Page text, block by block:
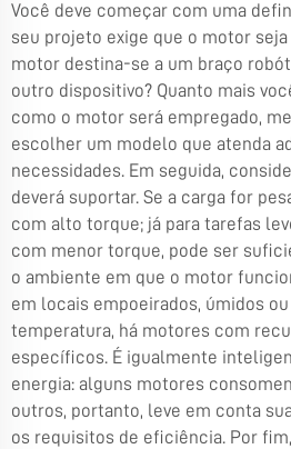
Você deve começar com uma
seu projeto exige que o motor seja
motor destina-se a um braço
outro dispositivo? Quanto mais
como o motor será empregado,
escolher um modelo que atenda
necessidades. Em seguida,
deverá suportar. Se a carga for
com alto torque; já para tarefas
com menor torque, pode ser
o ambiente em que o motor
em locais empoeirados, úmidos
temperatura, há motores com
específicos. É igualmente
energia: alguns motores
outros, portanto, leve em conta
os requisitos de eficiência. Por